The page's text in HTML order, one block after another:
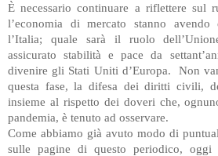
È necessario continuare a riflettere sul
l’economia di mercato stanno
l’Italia; quale sarà il ruolo
assicurato stabilità e pace da
divenire gli Stati Uniti d’Europa. Non
questa fase, la difesa dei diritti civili,
insieme al rispetto dei doveri che,
pandemia, è tenuto ad osservare.
Come abbiamo già avuto modo di
sulle pagine di questo periodico,